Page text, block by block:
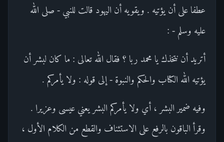
عطفا على أن يؤتيه . ويقويه أن اليهود قالت للنبي - صلى الله
عليه وسلم - :
أتريد أن نتخذك يا محمد ربا ؟ فقال الله تعالى : ما كان لبشر أن
يؤتيه الله الكتاب والحكم والنبوة - إلى قوله : ولا يأمركم .
وفيه ضمير البشر ، أي ولا يأمركم البشر يعني عيسى وعزيرا .
وقرأ الباقون بالرفع على الاستئناف والقطع من الكلام الأول ،